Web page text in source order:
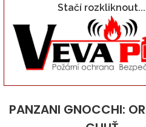
Stačí rozkliknout...
PANZANI GNOCCHI: